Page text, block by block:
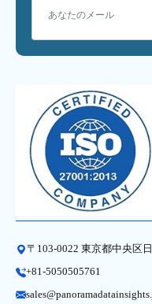
〒103-0022 東京都中央区
+81-5050505761